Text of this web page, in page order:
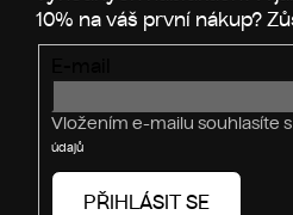
Vložením e-mailu souhlasíte s
údajů
PŘIHLÁSIT SE